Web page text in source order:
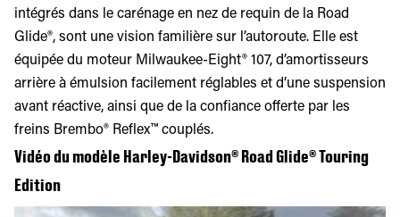
intégrés dans le carénage en nez de requin de la Road
Glide®, sont une vision familière sur l’autoroute. Elle est
équipée du moteur Milwaukee-Eight® 107, d’amortisseurs
arrière à émulsion facilement réglables et d’une suspension
avant réactive, ainsi que de la confiance offerte par les
freins Brembo® Reflex™ couplés.
Vidéo du modèle Harley-Davidson® Road Glide® Touring
Edition